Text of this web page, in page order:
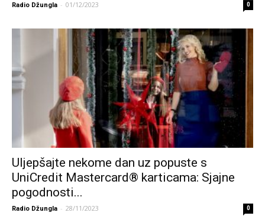
Radio Džungla - 01/12/2023 0
Uljepšajte nekome dan uz popuste s
UniCredit Mastercard® karticama: Sjajne
pogodnosti...
Radio Džungla - 28/11/2023 0